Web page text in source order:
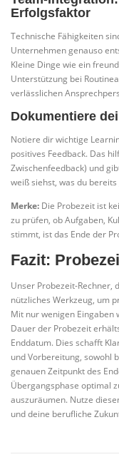
Erfolgsfaktor
Technische Fähigkeiten
Unternehmen genauso
Kleine Dinge wie ein
Unterstützung bei
verlässlichen
Dokumentiere
Notiere dir wichtige
positives Feedback. Das
Zwischenfeedback) und
weiß siehst, was du
Merke: Die Probezeit ist
zu prüfen, ob Aufgaben,
stimmt, ist das Ende der
Fazit:
Unser Probezeit-Rechner,
nützliches Werkzeug, um
Mit nur wenigen
Dauer der Probezeit
Enddatum. Dies schafft
und Vorbereitung, sowohl
genauen Zeitpunkt des
Übergangsphase optimal
auszuräumen. Nutze
und deine berufliche